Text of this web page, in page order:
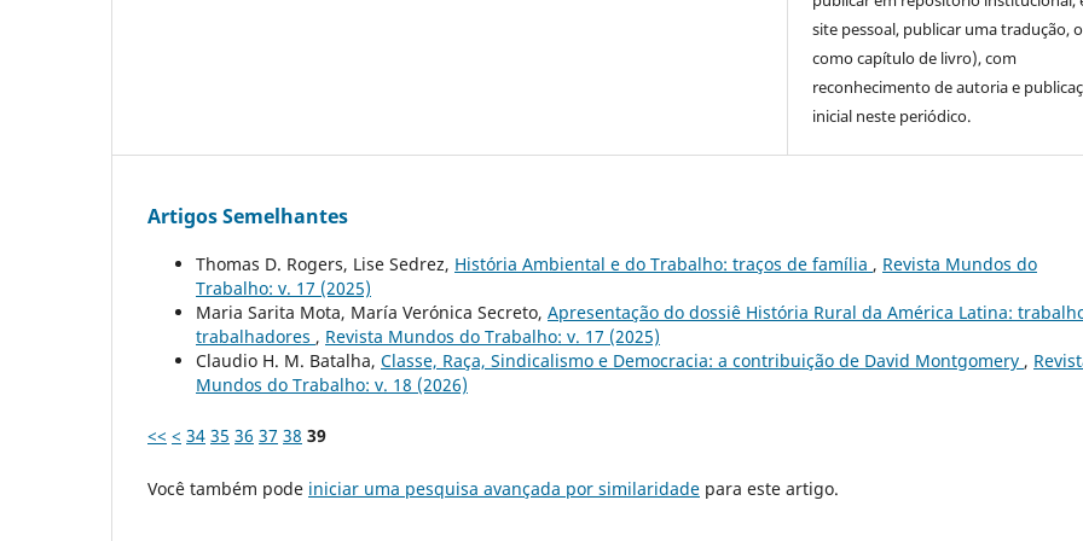
site pessoal, publicar uma tradução,
como capítulo de livro), com
reconhecimento de autoria e
inicial neste periódico.
Artigos Semelhantes
Thomas D. Rogers, Lise Sedrez, História Ambiental e do Trabalho: traços de família , Revista Mundos do
Trabalho: v. 17 (2025)
Maria Sarita Mota, María Verónica Secreto, Apresentação do dossiê História Rural da América Latina:
trabalhadores , Revista Mundos do Trabalho: v. 17 (2025)
Claudio H. M. Batalha, Classe, Raça, Sindicalismo e Democracia: a contribuição de David Montgomery ,
Mundos do Trabalho: v. 18 (2026)
<< < 34 35 36 37 38 39
Você também pode iniciar uma pesquisa avançada por similaridade para este artigo.